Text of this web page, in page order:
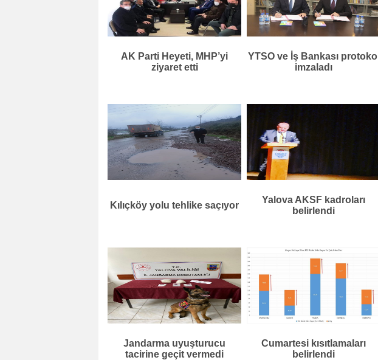
AK Parti Heyeti, MHP’yi
ziyaret etti
YTSO ve İş Bankası protokol
imzaladı
Kılıçköy yolu tehlike saçıyor
Yalova AKSF kadroları
belirlendi
Jandarma uyuşturucu
tacirine geçit vermedi
Cumartesi kısıtlamaları
belirlendi